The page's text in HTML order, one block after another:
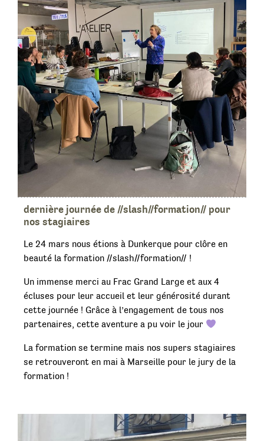
dernière journée de //slash//formation// pour
nos stagiaires
Le 24 mars nous étions à Dunkerque pour clôre en
beauté la formation //slash//formation// !
Un immense merci au Frac Grand Large et aux 4
écluses pour leur accueil et leur générosité durant
cette journée ! Grâce à l’engagement de tous nos
partenaires, cette aventure a pu voir le jour
La formation se termine mais nos supers stagiaires
se retrouveront en mai à Marseille pour le jury de la
formation !